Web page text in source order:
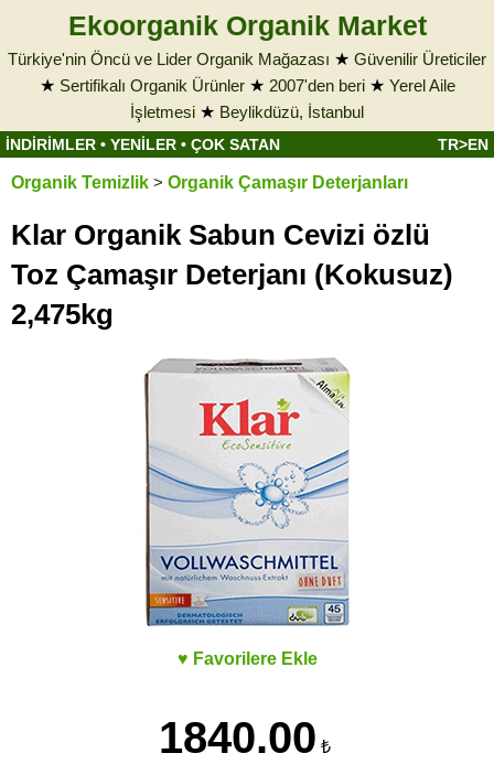
Ekoorganik Organik Market
Türkiye'nin Öncü ve Lider Organik Mağazası ★ Güvenilir Üreticiler
★ Sertifikalı Organik Ürünler★ 2007'den beri★ Yerel Aile
İşletmesi ★ Beylikdüzü, İstanbul
İNDİRİMLER • YENİLER • ÇOK SATAN TR>EN
Organik Temizlik > Organik Çamaşır Deterjanları
Klar Organik Sabun Cevizi özlü
Toz Çamaşır Deterjanı (Kokusuz)
2,475kg
♥ Favorilere Ekle
1840.00 ₺